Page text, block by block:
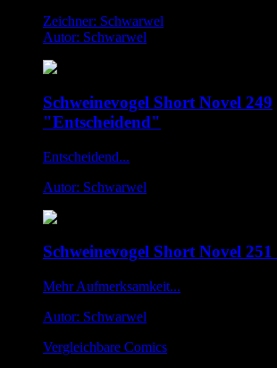
Zeichner: Schwarwel
Autor: Schwarwel
Schweinevogel Short Novel 249
"Entscheidend"
Entscheidend...
Autor: Schwarwel
Schweinevogel Short Novel
Mehr Aufmerksamkeit...
Autor: Schwarwel
Vergleichbare Comics